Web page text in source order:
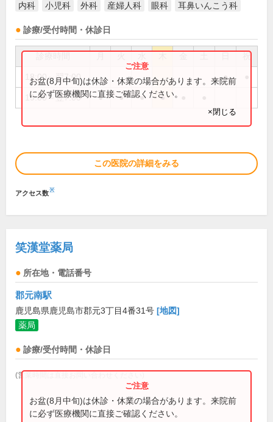
内科 小児科 外科 産婦人科 眼科 耳鼻いんこう科
診療/受付時間・休診日
祝
18:00～翌7:00 ●
19:00～翌7:00 ● ● ● ●
お盆(8月中旬)は休診・休業の場合があります。来院前
に必ず医療機関に直接ご確認ください。
×閉じる
この医院の詳細をみる
アクセス数※
笑漢堂薬局
所在地・電話番号
郡元南駅
鹿児島県鹿児島市郡元3丁目4番31号 [地図]
薬局
診療/受付時間・休診日
(営業時間は直接お問い合わせください)
お盆(8月中旬)は休診・休業の場合があります。来院前
に必ず医療機関に直接ご確認ください。